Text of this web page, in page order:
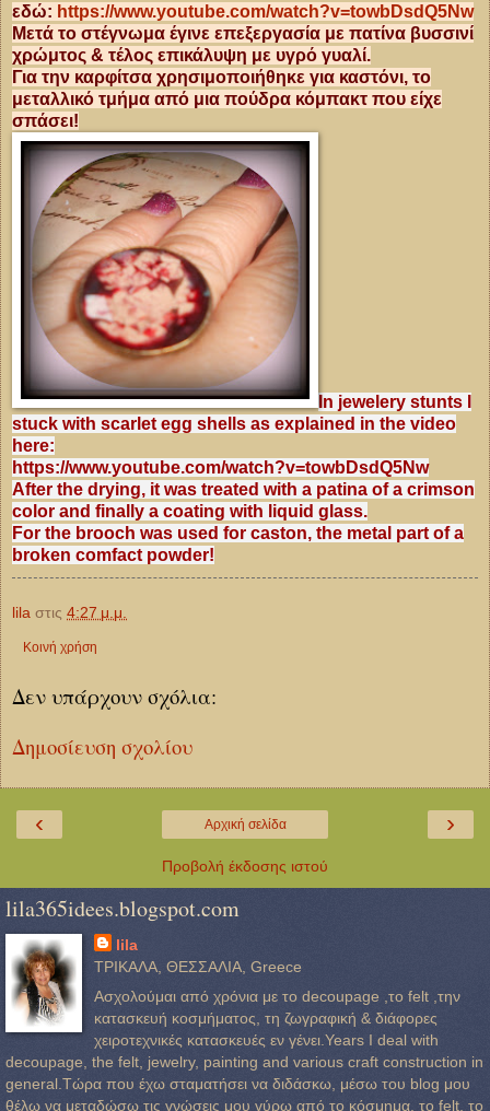
εδώ: https://www.youtube.com/watch?v=towbDsdQ5Nw
Μετά το στέγνωμα έγινε επεξεργασία με πατίνα βυσσινί
χρώμτος & τέλος επικάλυψη με υγρό γυαλί.
Για την καρφίτσα χρησιμοποιήθηκε για καστόνι, το
μεταλλικό τμήμα από μια πούδρα κόμπακτ που είχε
σπάσει!
In jewelery stunts I
stuck with scarlet egg shells as explained in the video
here:
https://www.youtube.com/watch?v=towbDsdQ5Nw
After the drying, it was treated with a patina of a crimson
color and finally a coating with liquid glass.
For the brooch was used for caston, the metal part of a
broken comfact powder!
lila στις 4:27 μ.μ.
Κοινή χρήση
Δεν υπάρχουν σχόλια:
Δημοσίευση σχολίου
‹ ›
Αρχική σελίδα
Προβολή έκδοσης ιστού
lila365idees.blogspot.com
lila
ΤΡΙΚΑΛΑ, ΘΕΣΣΑΛΙΑ, Greece
Ασχολούμαι από χρόνια με το decoupage ,το felt ,την
κατασκευή κοσμήματος, τη ζωγραφική & διάφορες
χειροτεχνικές κατασκευές εν γένει.Years I deal with
decoupage, the felt, jewelry, painting and various craft construction in
general.Τώρα που έχω σταματήσει να διδάσκω, μέσω του blog μου
θέλω να μεταδώσω τις γνώσεις μου γύρω από το κόσμημα, το felt, το